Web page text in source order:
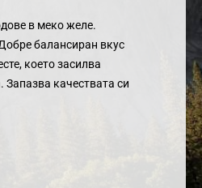
в меко желе.
балансиран вкус
което засилва
Запазва качествата си